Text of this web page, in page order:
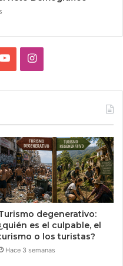
YouTubeInstagram
degenerativo:
es el culpable, el
o los turistas?
Hace 3 semanas